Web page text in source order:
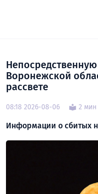
Воронежской
рассвете
08:18 2026-08-06 2 мин
Информации о сбитых